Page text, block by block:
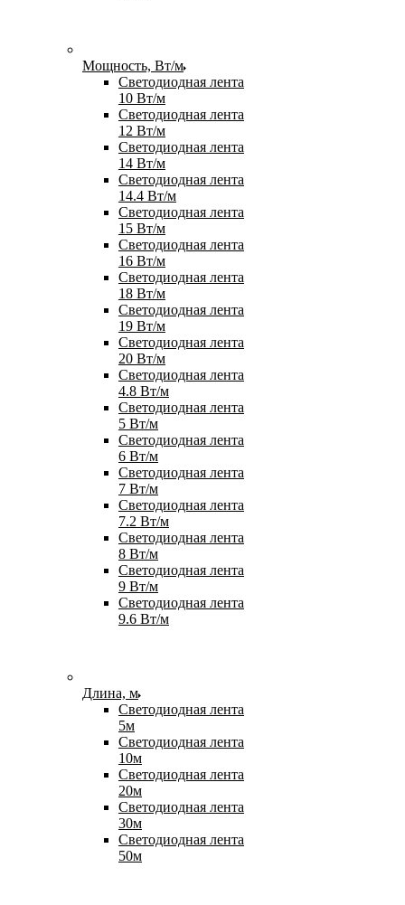
Мощность, Вт/м
Светодиодная лента
10 Вт/м
Светодиодная лента
12 Вт/м
Светодиодная лента
14 Вт/м
Светодиодная лента
14.4 Вт/м
Светодиодная лента
15 Вт/м
Светодиодная лента
16 Вт/м
Светодиодная лента
18 Вт/м
Светодиодная лента
19 Вт/м
Светодиодная лента
20 Вт/м
Светодиодная лента
4.8 Вт/м
Светодиодная лента
5 Вт/м
Светодиодная лента
6 Вт/м
Светодиодная лента
7 Вт/м
Светодиодная лента
7.2 Вт/м
Светодиодная лента
8 Вт/м
Светодиодная лента
9 Вт/м
Светодиодная лента
9.6 Вт/м
Длина, м
Светодиодная лента
5м
Светодиодная лента
10м
Светодиодная лента
20м
Светодиодная лента
30м
Светодиодная лента
50м